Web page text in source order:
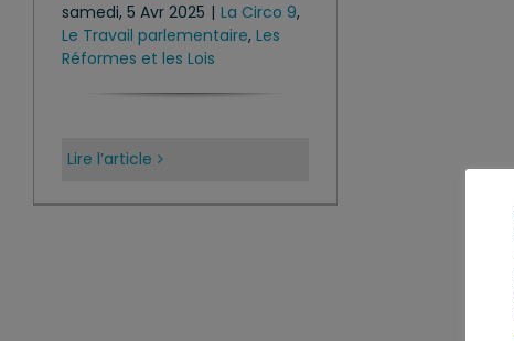
samedi, 5 Avr 2025 | La Circo 9,
Le Travail parlementaire, Les
Réformes et les Lois
Lire l’article